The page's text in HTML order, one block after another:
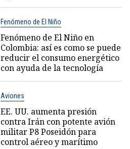
Fenómeno de El Niño
Fenómeno de El Niño en
Colombia: así es como se puede
reducir el consumo energético
con ayuda de la tecnología
Aviones
EE. UU. aumenta presión
contra Irán con potente avión
militar P8 Poseidón para
control aéreo y marítimo